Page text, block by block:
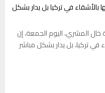
بالأشقاء في تركيا بل يدار بشكل
المشري، اليوم الجمعة، إن
في تركيا، بل يدار بشكل مباشر